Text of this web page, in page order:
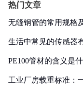
热门文章
无缝钢管的常用规格
生活中常见的传感器
PE100管材的含义是
工业厂房载重标准：